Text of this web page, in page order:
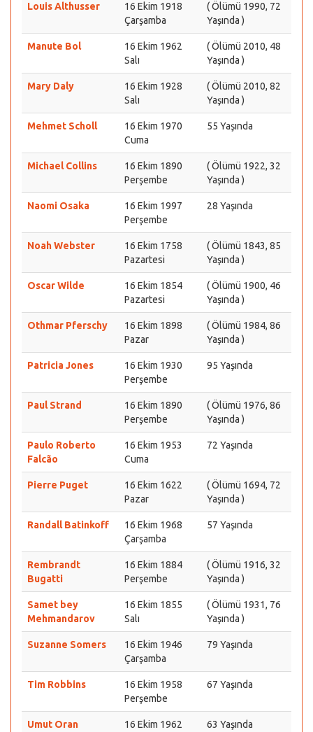
Louis Althusser
16 Ekim 1918
Çarşamba
( Ölümü 1990, 72
Yaşında )
Manute Bol
16 Ekim 1962
Salı
( Ölümü 2010, 48
Yaşında )
Mary Daly
16 Ekim 1928
Salı
( Ölümü 2010, 82
Yaşında )
Mehmet Scholl
16 Ekim 1970
Cuma
55 Yaşında
Michael Collins
16 Ekim 1890
Perşembe
( Ölümü 1922, 32
Yaşında )
Naomi Osaka
16 Ekim 1997
Perşembe
28 Yaşında
Noah Webster
16 Ekim 1758
Pazartesi
( Ölümü 1843, 85
Yaşında )
Oscar Wilde
16 Ekim 1854
Pazartesi
( Ölümü 1900, 46
Yaşında )
Othmar Pferschy
16 Ekim 1898
Pazar
( Ölümü 1984, 86
Yaşında )
Patricia Jones
16 Ekim 1930
Perşembe
95 Yaşında
Paul Strand
16 Ekim 1890
Perşembe
( Ölümü 1976, 86
Yaşında )
Paulo Roberto
Falcão
16 Ekim 1953
Cuma
72 Yaşında
Pierre Puget
16 Ekim 1622
Pazar
( Ölümü 1694, 72
Yaşında )
Randall Batinkoff
16 Ekim 1968
Çarşamba
57 Yaşında
Rembrandt
Bugatti
16 Ekim 1884
Perşembe
( Ölümü 1916, 32
Yaşında )
Samet bey
Mehmandarov
16 Ekim 1855
Salı
( Ölümü 1931, 76
Yaşında )
Suzanne Somers
16 Ekim 1946
Çarşamba
79 Yaşında
Tim Robbins
16 Ekim 1958
Perşembe
67 Yaşında
Umut Oran
16 Ekim 1962
63 Yaşında